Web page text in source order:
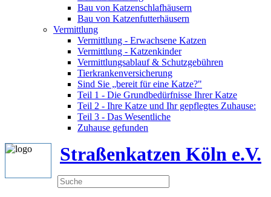
Bau von Katzenschlafhäusern
Bau von Katzenfutterhäusern
Vermittlung
Vermittlung - Erwachsene Katzen
Vermittlung - Katzenkinder
Vermittlungsablauf & Schutzgebühren
Tierkrankenversicherung
Sind Sie „bereit für eine Katze?"
Teil 1 - Die Grundbedürfnisse Ihrer Katze
Teil 2 - Ihre Katze und Ihr gepflegtes Zuhause:
Teil 3 - Das Wesentliche
Zuhause gefunden
Straßenkatzen Köln e.V.